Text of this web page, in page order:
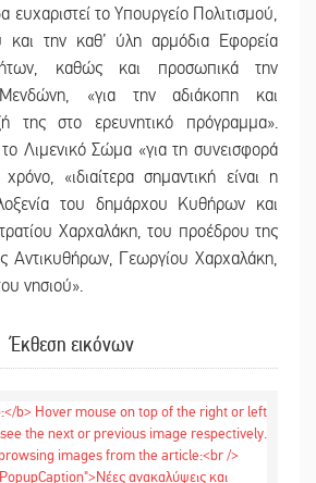
ευχαριστεί το Υπουργείο Πολιτισμού,
και την καθ’ ύλη αρμόδια Εφορεία
καθώς και προσωπικά την
«για την αδιάκοπη και
της στο ερευνητικό πρόγραμμα».
το Λιμενικό Σώμα «για τη συνεισφορά
«ιδιαίτερα σημαντική είναι η
του δημάρχου Κυθήρων και
Χαρχαλάκη, του προέδρου της
Αντικυθήρων, Γεωργίου Χαρχαλάκη,
νησιού».
Έκθεση εικόνων